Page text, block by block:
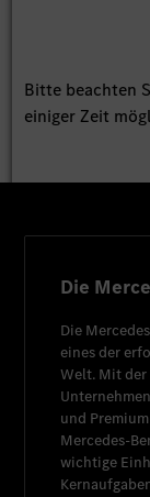
Bitte beachten
einiger Zeit
Die
Die
eines der
Welt. Mit der
und
Mercedes-
wichtige